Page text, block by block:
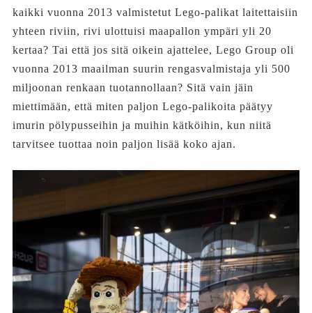
kaikki vuonna 2013 valmistetut Lego-palikat laitettaisiin
yhteen riviin, rivi ulottuisi maapallon ympäri yli 20
kertaa? Tai että jos sitä oikein ajattelee, Lego Group oli
vuonna 2013 maailman suurin rengasvalmistaja yli 500
miljoonan renkaan tuotannollaan? Sitä vain jäin
miettimään, että miten paljon Lego-palikoita päätyy
imurin pölypusseihin ja muihin kätköihin, kun niitä
tarvitsee tuottaa noin paljon lisää koko ajan.